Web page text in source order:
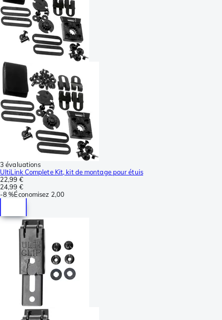
3 évaluations
UltiLink Complete Kit, kit de montage pour étuis
22,99 €
24,99 €
-8 %Économisez 2,00